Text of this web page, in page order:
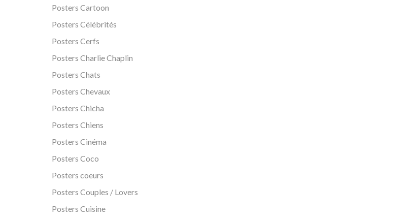
Posters Cartoon
Posters Célébrités
Posters Cerfs
Posters Charlie Chaplin
Posters Chats
Posters Chevaux
Posters Chicha
Posters Chiens
Posters Cinéma
Posters Coco
Posters coeurs
Posters Couples / Lovers
Posters Cuisine